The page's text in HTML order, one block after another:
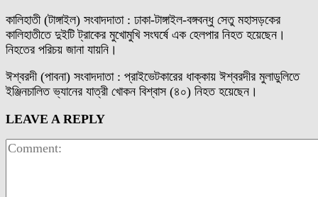
কালিহাতী (টাঙ্গাইল) সংবাদদাতা : ঢাকা-টাঙ্গাইল-বঙ্গবন্ধু সেতু মহাসড়কের
কালিহাতীতে দুইটি ট্রাকের মুখোমুখি সংঘর্ষে এক হেলপার নিহত হয়েছেন।
নিহতের পরিচয় জানা যায়নি।
ঈশ্বরদী (পাবনা) সংবাদদাতা : প্রাইভেটকারের ধাক্কায় ঈশ্বরদীর মুলাডুলিতে
ইঞ্জিনচালিত ভ্যানের যাত্রী খোকন বিশ্বাস (৪০) নিহত হয়েছেন।
LEAVE A REPLY